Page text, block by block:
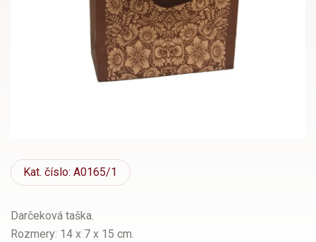
Kat. číslo: A0165/1
Darčeková taška.
Rozmery: 14 x 7 x 15 cm.